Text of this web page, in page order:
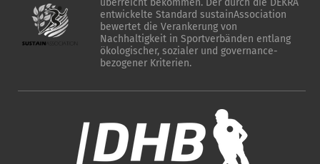
überreicht bekommen. Der durch die DEKRA
entwickelte Standard sustainAssociation
bewertet die Verankerung von
Nachhaltigkeit in Sportverbänden entlang
ökologischer, sozialer und governance-
bezogener Kriterien.